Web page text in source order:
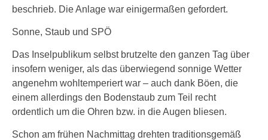
beschrieb. Die Anlage war einigermaßen gefordert.
Sonne, Staub und SPÖ
Das Inselpublikum selbst brutzelte den ganzen Tag über
insofern weniger, als das überwiegend sonnige Wetter
angenehm wohltemperiert war – auch dank Böen, die
einem allerdings den Bodenstaub zum Teil recht
ordentlich um die Ohren bzw. in die Augen bliesen.
Schon am frühen Nachmittag drehten traditionsgemäß